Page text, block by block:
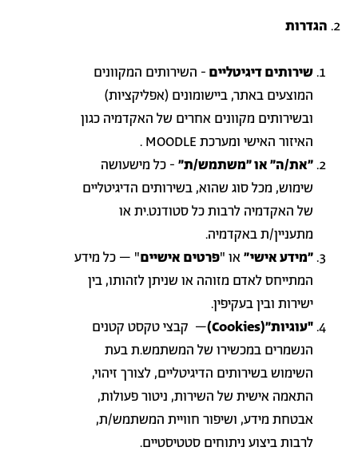
הגדרות
שירותים דיגיטליים - השירותים המקוונים
המוצעים באתר, ביישומונים (אפליקציות)
ובשירותים מקוונים אחרים של האקדמיה כגון
האיזור האישי ומערכת MOODLE
.
"את/ה" או "משתמש/ת" - כל מישעושה
שימוש, מכל סוג שהוא, בשירותים הדיגיטליים
של האקדמיה לרבות כל סטודנט.ית או
מתעניין/ת באקדמיה.
"מידע אישי"או "פרטים אישיים" – כל מידע
המתייחס לאדם מזוהה או שניתן לזהותו, בין
ישירות ובין בעקיפין.
"עוגיות"(Cookies)
– קבצי טקסט קטנים
הנשמרים במכשירו של המשתמש.ת בעת
השימוש בשירותים הדיגיטליים, לצורך זיהוי,
התאמה אישית של השירות, ניטור פעולות,
אבטחת מידע, ושיפור חוויית המשתמש/ת,
לרבות ביצוע ניתוחים סטטיסטיים.